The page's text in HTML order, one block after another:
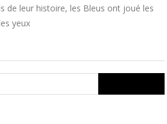
de leur histoire, les Bleus ont joué les
yeux
for: